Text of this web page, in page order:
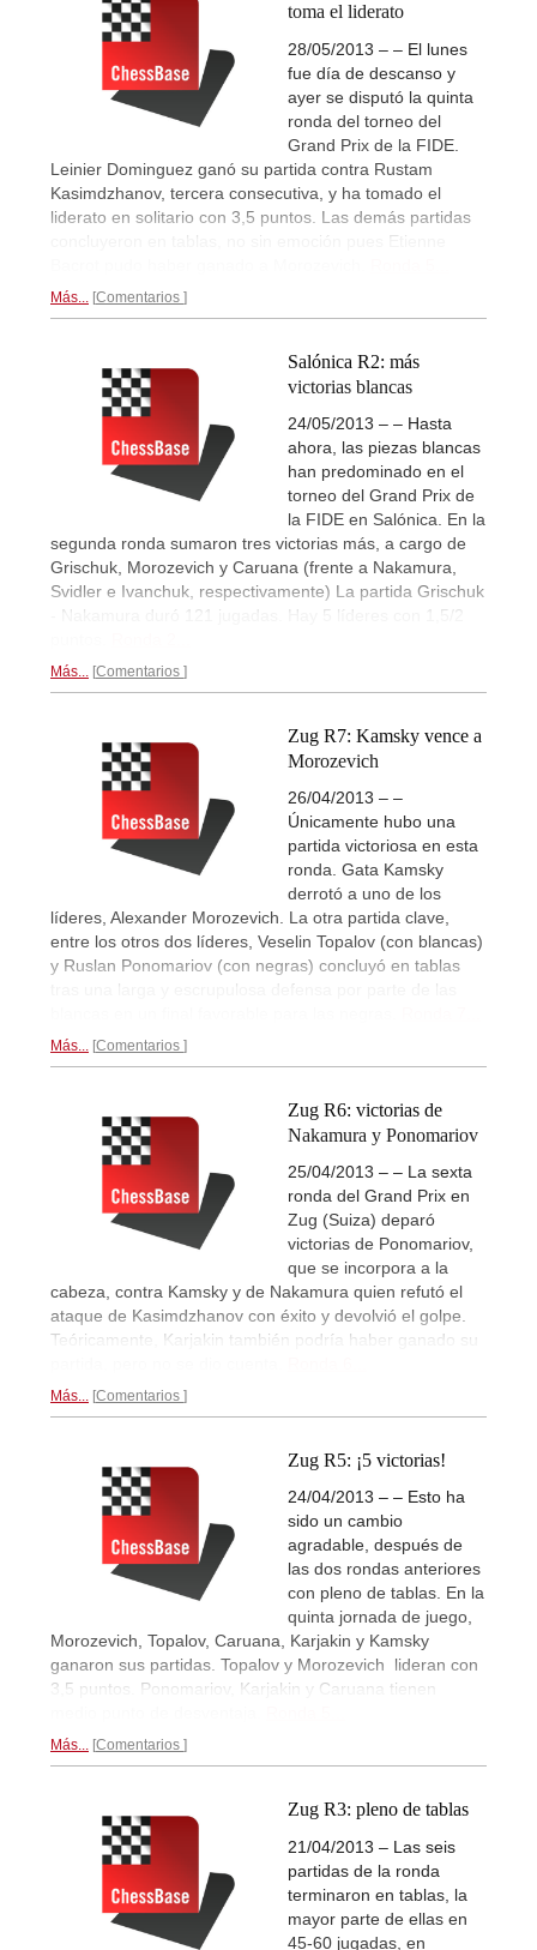
toma el liderato
28/05/2013 – – El lunes
fue día de descanso y
ayer se disputó la quinta
ronda del torneo del
Grand Prix de la FIDE.
Leinier Dominguez ganó su partida contra Rustam
Kasimdzhanov, tercera consecutiva, y ha tomado el
liderato en solitario con 3,5 puntos. Las demás partidas
concluyeron en tablas, no sin emoción pues Etienne
Más... Comentarios
Salónica R2: más
victorias blancas
24/05/2013 – – Hasta
ahora, las piezas blancas
han predominado en el
torneo del Grand Prix de
la FIDE en Salónica. En la
segunda ronda sumaron tres victorias más, a cargo de
Grischuk, Morozevich y Caruana (frente a Nakamura,
Svidler e Ivanchuk, respectivamente) La partida Grischuk
- Nakamura duró 121 jugadas. Hay 5 líderes con 1,5/2
Más... Comentarios
Zug R7: Kamsky vence a
Morozevich
26/04/2013 – –
Únicamente hubo una
partida victoriosa en esta
ronda. Gata Kamsky
derrotó a uno de los
líderes, Alexander Morozevich. La otra partida clave,
entre los otros dos líderes, Veselin Topalov (con blancas)
y Ruslan Ponomariov (con negras) concluyó en tablas
tras una larga y escrupulosa defensa por parte de las
Más... Comentarios
Zug R6: victorias de
Nakamura y Ponomariov
25/04/2013 – – La sexta
ronda del Grand Prix en
Zug (Suiza) deparó
victorias de Ponomariov,
que se incorpora a la
cabeza, contra Kamsky y de Nakamura quien refutó el
ataque de Kasimdzhanov con éxito y devolvió el golpe.
Teóricamente, Karjakin también podría haber ganado su
Más... Comentarios
Zug R5: ¡5 victorias!
24/04/2013 – – Esto ha
sido un cambio
agradable, después de
las dos rondas anteriores
con pleno de tablas. En la
quinta jornada de juego,
Morozevich, Topalov, Caruana, Karjakin y Kamsky
ganaron sus partidas. Topalov y Morozevich lideran con
3,5 puntos. Ponomariov, Karjakin y Caruana tienen
Más... Comentarios
Zug R3: pleno de tablas
21/04/2013 – Las seis
partidas de la ronda
terminaron en tablas, la
mayor parte de ellas en
45-60 jugadas, en